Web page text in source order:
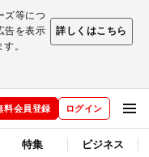
ズ等につ
告を表示
。
詳しくはこちら
料会員登録 ログイン
特集 ビジネス